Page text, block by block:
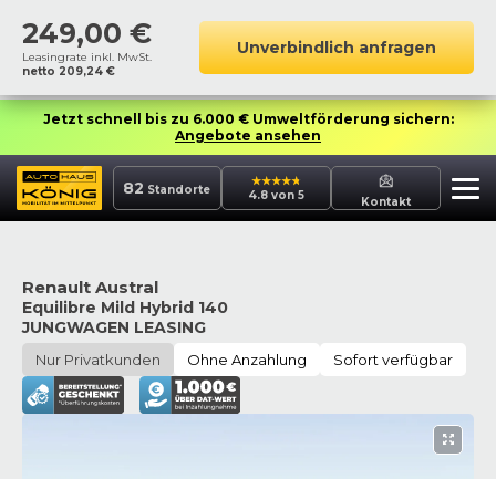
249,00 €
Leasingrate inkl. MwSt.
netto 209,24 €
Unverbindlich anfragen
Jetzt schnell bis zu 6.000 € Umweltförderung sichern:
Angebote ansehen
82 Standorte 4.8 von 5 Kontakt
Renault Austral
Equilibre Mild Hybrid 140
JUNGWAGEN LEASING
Nur Privatkunden Ohne Anzahlung Sofort verfügbar